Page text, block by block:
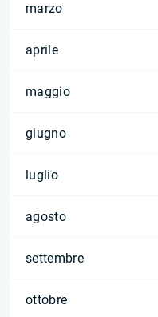
marzo
aprile
maggio
giugno
luglio
agosto
settembre
ottobre